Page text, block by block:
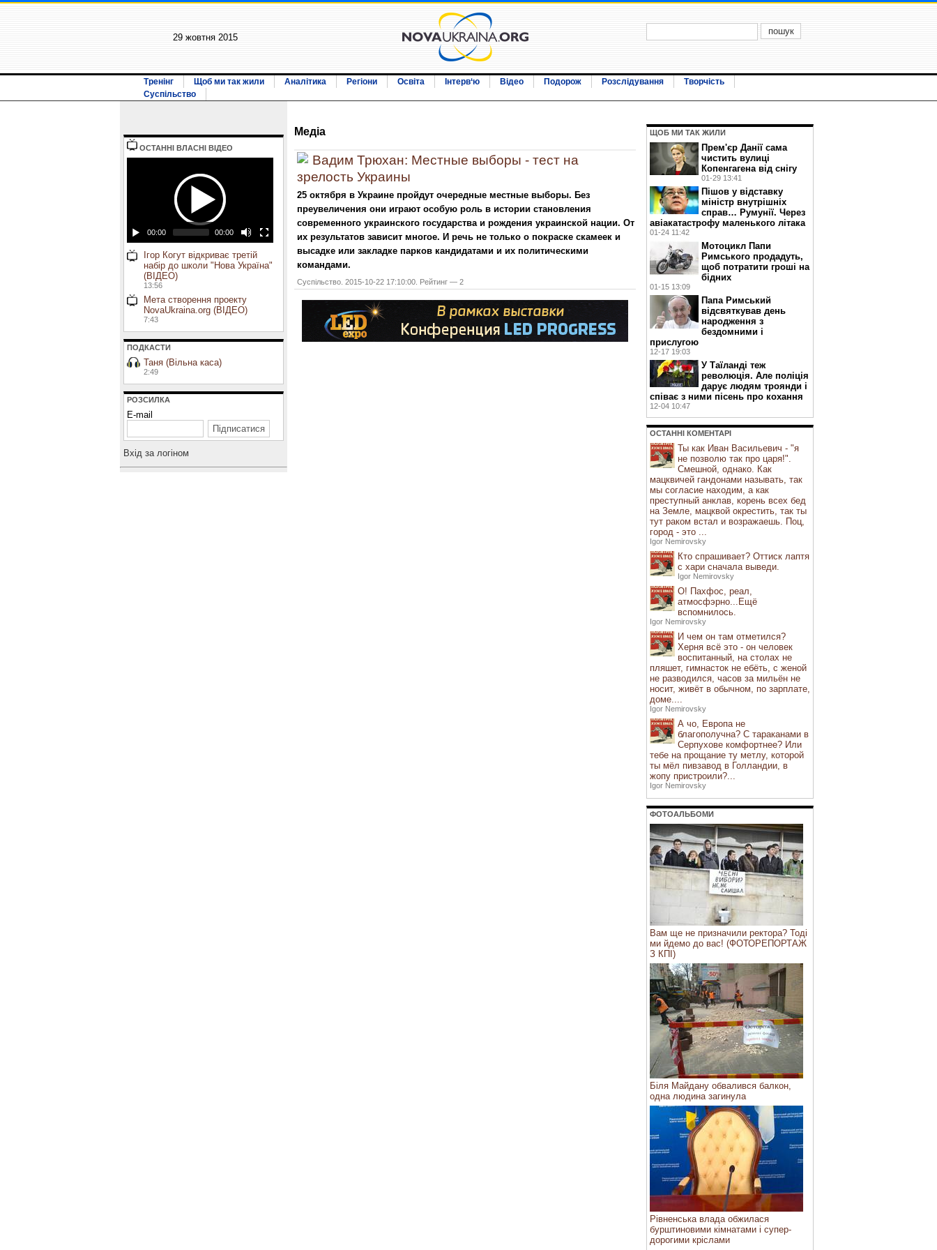
29 жовтня 2015
Тренінг Щоб ми так жили Аналітика Регіони Освіта Інтерв‘ю Відео Подорож Розслідування
Творчість
Суспільство
ОСТАННI ВЛАСНI ВIДЕО
00:00 00:00
Ігор Когут відкриває третій
набір до школи "Нова Україна"
(ВІДЕО)
13:56
Мета створення проекту
NovaUkraina.org (ВІДЕО)
7:43
ПОДКАСТИ
Таня (Вільна каса)
2:49
РОЗСИЛКА
E-mail
Вхiд за логiном
Медiа
Вадим Трюхан: Местные выборы - тест на
зрелость Украины
25 октября в Украине пройдут очередные местные выборы. Без
преувеличения они играют особую роль в истории становления
современного украинского государства и рождения украинской нации. От
их результатов зависит многое. И речь не только о покраске скамеек и
высадке или закладке парков кандидатами и их политическими
командами.
Суспільство. 2015-10-22 17:10:00. Рейтинг — 2
ЩОБ МИ ТАК ЖИЛИ
Прем'єр Данії сама
чистить вулиці
Копенгагена від снігу
01-29 13:41
Пішов у відставку
міністр внутрішніх
справ… Румунії. Через
авіакатастрофу маленького літака
01-24 11:42
Мотоцикл Папи
Римського продадуть,
щоб потратити гроші на
бідних
01-15 13:09
Папа Римський
відсвяткував день
народження з
бездомними і
прислугою
12-17 19:03
У Таїланді теж
революція. Але поліція
дарує людям троянди і
співає з ними пісень про кохання
12-04 10:47
ОСТАННI КОМЕНТАРI
Ты как Иван Васильевич - "я
не позволю так про царя!".
Смешной, однако. Как
мацквичей гандонами называть, так
мы согласие находим, а как
преступный анклав, корень всех бед
на Земле, мацквой окрестить, так ты
тут раком встал и возражаешь. Поц,
город - это ...
Igor Nemirovsky
Кто спрашивает? Оттиск лаптя
с хари сначала выведи.
Igor Nemirovsky
О! Пахфос, реал,
атмосфэрно...Ещё
вспомнилось.
Igor Nemirovsky
И чем он там отметился?
Херня всё это - он человек
воспитанный, на столах не
пляшет, гимнасток не ебёть, с женой
не разводился, часов за мильён не
носит, живёт в обычном, по зарплате,
доме....
Igor Nemirovsky
А чо, Европа не
благополучна? С тараканами в
Серпухове комфортнее? Или
тебе на прощание ту метлу, которой
ты мёл пивзавод в Голландии, в
жопу пристроили?...
Igor Nemirovsky
ФОТОАЛЬБОМИ
Вам ще не призначили ректора? Тоді
ми йдемо до вас! (ФОТОРЕПОРТАЖ
З КПІ)
Біля Майдану обвалився балкон,
одна людина загинула
Рівненська влада обжилася
бурштиновими кімнатами і супер-
дорогими кріслами